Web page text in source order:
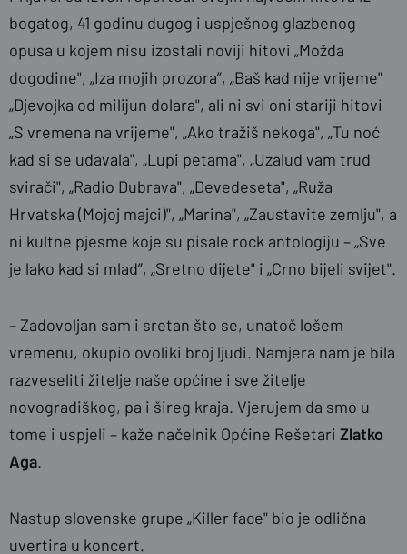
bogatog, 41 godinu dugog i uspješnog glazbenog
opusa u kojem nisu izostali noviji hitovi „Možda
dogodine", „Iza mojih prozora”, „Baš kad nije vrijeme"
„Djevojka od milijun dolara", ali ni svi oni stariji hitovi
„S vremena na vrijeme", „Ako tražiš nekoga", „Tu noć
kad si se udavala", „Lupi petama", „Uzalud vam trud
svirači", „Radio Dubrava", „Devedeseta", „Ruža
Hrvatska (Mojoj majci)", „Marina", „Zaustavite zemlju", a
ni kultne pjesme koje su pisale rock antologiju – „Sve
je lako kad si mlad”, „Sretno dijete" i „Crno bijeli svijet".
– Zadovoljan sam i sretan što se, unatoč lošem
vremenu, okupio ovoliki broj ljudi. Namjera nam je bila
razveseliti žitelje naše općine i sve žitelje
novogradiškog, pa i šireg kraja. Vjerujem da smo u
tome i uspjeli – kaže načelnik Općine Rešetari Zlatko
Aga.
Nastup slovenske grupe „Killer face" bio je odlična
uvertira u koncert.